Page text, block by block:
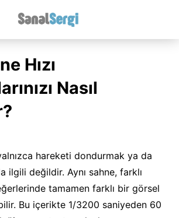
Hızı
Nasıl
hareketi dondurmak ya da
ilgili değildir. Aynı sahne, farklı
tamamen farklı bir görsel
Bu içerikte 1/3200 saniyeden 60